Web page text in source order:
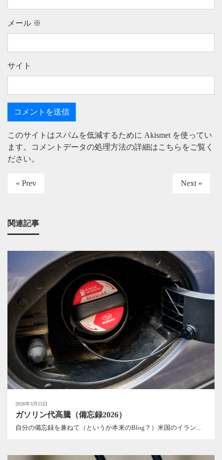
メール ※
サイト
このサイトはスパムを低減するために Akismet を使ってい
ます。
コメントデータの処理方法の詳細はこちらをご覧く
ださい。
« Prev Next »
関連記事
2026年3月15日
ガソリン代高騰（備忘録2026）
自分の備忘録を兼ねて（というか本来のBlog？）米国のイラン...